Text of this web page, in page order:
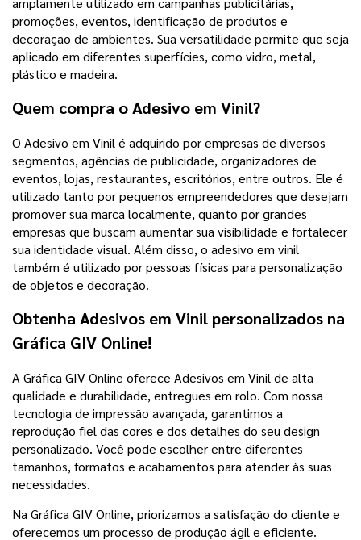
promoções, eventos, identificação de produtos e
decoração de ambientes. Sua versatilidade permite que seja
aplicado em diferentes superfícies, como vidro, metal,
plástico e madeira.
Quem compra o Adesivo em Vinil?
O Adesivo em Vinil é adquirido por empresas de diversos
segmentos, agências de publicidade, organizadores de
eventos, lojas, restaurantes, escritórios, entre outros. Ele é
utilizado tanto por pequenos empreendedores que desejam
promover sua marca localmente, quanto por grandes
empresas que buscam aumentar sua visibilidade e fortalecer
sua identidade visual. Além disso, o adesivo em vinil
também é utilizado por pessoas físicas para personalização
de objetos e decoração.
Obtenha Adesivos em Vinil personalizados na
Gráfica GIV Online!
A Gráfica GIV Online oferece Adesivos em Vinil de alta
qualidade e durabilidade, entregues em rolo. Com nossa
tecnologia de impressão avançada, garantimos a
reprodução fiel das cores e dos detalhes do seu design
personalizado. Você pode escolher entre diferentes
tamanhos, formatos e acabamentos para atender às suas
necessidades.
Na Gráfica GIV Online, priorizamos a satisfação do cliente e
oferecemos um processo de produção ágil e eficiente.